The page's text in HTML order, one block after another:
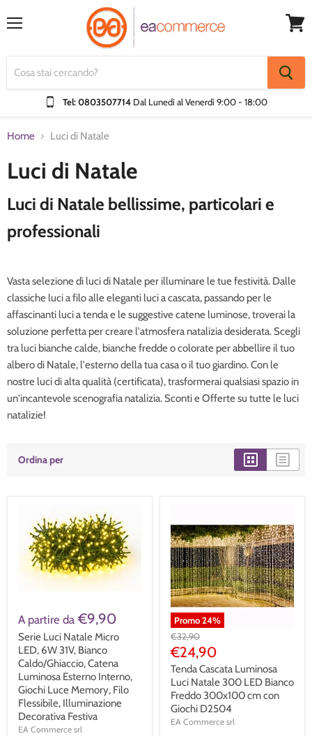
Tel: 0803507714 Dal Lunedì al Venerdì9:00 - 18:00
Home Luci di Natale
Luci di Natale
Luci di Natale bellissime, particolari e
professionali
Vasta selezione di luci di Natale per illuminare le tue festività. Dalle
classiche luci a filo alle eleganti luci a cascata, passando per le
affascinanti luci a tenda e le suggestive catene luminose, troverai la
soluzione perfetta per creare l'atmosfera natalizia desiderata. Scegli
tra luci bianche calde, bianche fredde o colorate per abbellire il tuo
albero di Natale, l'esterno della tua casa o il tuo giardino. Con le
nostre luci di alta qualità (certificata), trasformerai qualsiasi spazio in
un'incantevole scenografia natalizia. Sconti e Offerte su tutte le luci
natalizie!
Ordina per
A partire da €9,90
Serie Luci Natale Micro
LED, 6W 31V, Bianco
Caldo/Ghiaccio, Catena
Luminosa Esterno Interno,
Giochi Luce Memory, Filo
Flessibile, Illuminazione
Decorativa Festiva
EA Commerce srl
Promo24%
Prezzo
Originale
€32,90
Prezzo
Corrente
€24,90
Tenda Cascata Luminosa
Luci Natale 300 LED Bianco
Freddo 300x100 cm con
Giochi D2504
EA Commerce srl